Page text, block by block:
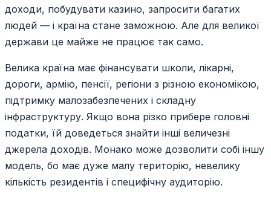
доходи, побудувати казино, запросити багатих
людей — і країна стане заможною. Але для великої
держави це майже не працює так само.
Велика країна має фінансувати школи, лікарні,
дороги, армію, пенсії, регіони з різною економікою,
підтримку малозабезпечених і складну
інфраструктуру. Якщо вона різко прибере головні
податки, їй доведеться знайти інші величезні
джерела доходів. Монако може дозволити собі іншу
модель, бо має дуже малу територію, невелику
кількість резидентів і специфічну аудиторію.